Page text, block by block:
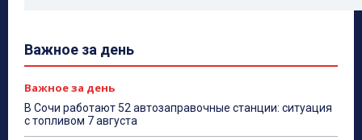
Важное за день
Важное за день
В Сочи работают 52 автозаправочные станции: ситуация
с топливом 7 августа